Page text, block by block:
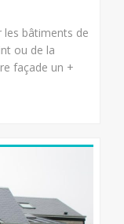
les bâtiments de
ou de la
façade un +